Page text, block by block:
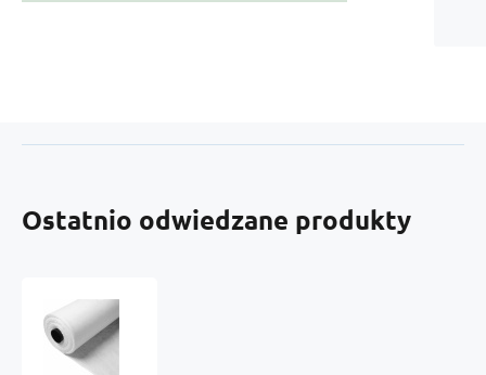
Ostatnio odwiedzane produkty